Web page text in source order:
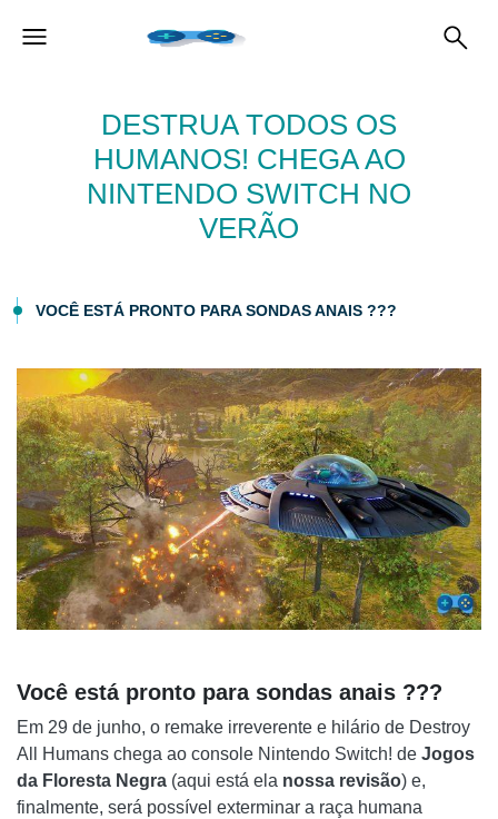
DESTRUA TODOS OS
HUMANOS! CHEGA AO
NINTENDO SWITCH NO
VERÃO
VOCÊ ESTÁ PRONTO PARA SONDAS ANAIS ???
Você está pronto para sondas anais ???
Em 29 de junho, o remake irreverente e hilário de Destroy
All Humans chega ao console Nintendo Switch! de Jogos
da Floresta Negra (aqui está ela nossa revisão) e,
finalmente, será possível exterminar a raça humana